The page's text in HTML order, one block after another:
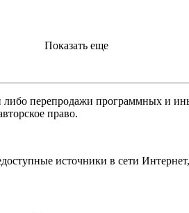
Показать еще
перепродажи программных и
право.
источники в сети